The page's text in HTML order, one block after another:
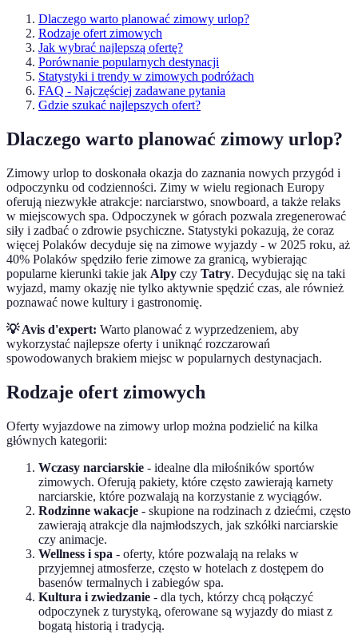
Dlaczego warto planować zimowy urlop?
Rodzaje ofert zimowych
Jak wybrać najlepszą ofertę?
Porównanie popularnych destynacji
Statystyki i trendy w zimowych podróżach
FAQ - Najczęściej zadawane pytania
Gdzie szukać najlepszych ofert?
Dlaczego warto planować zimowy urlop?
Zimowy urlop to doskonała okazja do zaznania nowych przygód i
odpoczynku od codzienności. Zimy w wielu regionach Europy
oferują niezwykłe atrakcje: narciarstwo, snowboard, a także relaks
w miejscowych spa. Odpoczynek w górach pozwala zregenerować
siły i zadbać o zdrowie psychiczne. Statystyki pokazują, że coraz
więcej Polaków decyduje się na zimowe wyjazdy - w 2025 roku, aż
40% Polaków spędziło ferie zimowe za granicą, wybierając
popularne kierunki takie jak Alpy czy Tatry. Decydując się na taki
wyjazd, mamy okazję nie tylko aktywnie spędzić czas, ale również
poznawać nowe kultury i gastronomię.
💡 Avis d'expert: Warto planować z wyprzedzeniem, aby
wykorzystać najlepsze oferty i uniknąć rozczarowań
spowodowanych brakiem miejsc w popularnych destynacjach.
Rodzaje ofert zimowych
Oferty wyjazdowe na zimowy urlop można podzielić na kilka
głównych kategorii:
Wczasy narciarskie - idealne dla miłośników sportów
zimowych. Oferują pakiety, które często zawierają karnety
narciarskie, które pozwalają na korzystanie z wyciągów.
Rodzinne wakacje - skupione na rodzinach z dziećmi, często
zawierają atrakcje dla najmłodszych, jak szkółki narciarskie
czy animacje.
Wellness i spa - oferty, które pozwalają na relaks w
przyjemnej atmosferze, często w hotelach z dostępem do
basenów termalnych i zabiegów spa.
Kultura i zwiedzanie - dla tych, którzy chcą połączyć
odpoczynek z turystyką, oferowane są wyjazdy do miast z
bogatą historią i tradycją.